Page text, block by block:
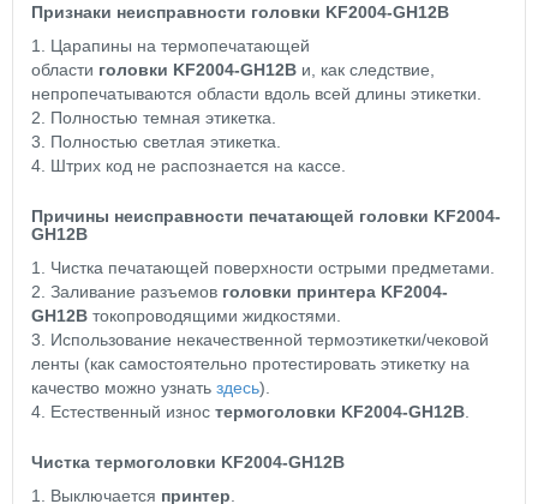
Признаки неисправности головки KF2004-GH12B
1. Царапины на термопечатающей
области головки KF2004-GH12B и, как следствие,
непропечатываются области вдоль всей длины этикетки.
2. Полностью темная этикетка.
3. Полностью светлая этикетка.
4. Штрих код не распознается на кассе.
Причины неисправности печатающей головки KF2004-
GH12B
1. Чистка печатающей поверхности острыми предметами.
2. Заливание разъемов головки принтера KF2004-
GH12B токопроводящими жидкостями.
3. Использование некачественной термоэтикетки/чековой
ленты (как самостоятельно протестировать этикетку на
качество можно узнать здесь).
4. Естественный износ термоголовки KF2004-GH12B
Чистка термоголовки KF2004-GH12B
1. Выключается принтер